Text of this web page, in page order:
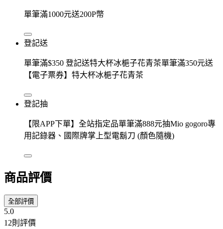
單筆滿1000元送200P幣
登記送
單筆滿$350 登記送特大杯冰梔子花青茶單筆滿350元送
【電子票券】特大杯冰梔子花青茶
登記抽
【限APP下單】全站指定品單筆滿888元抽Mio gogoro專
用記錄器、國際牌掌上型電鬍刀 (顏色隨機)
商品評價
全部評價
5.0
12則評價